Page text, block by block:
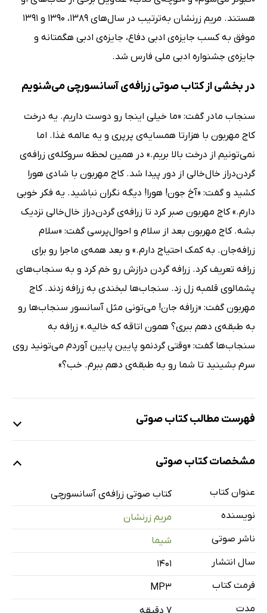
هستند. مریم زرنشان به‌ترتیب در سال‌های 1389، 1390 و 1391
موفق به کسب جایزه‌ی ادبی دفاع، جایزه‌ی ادبی هگمتانه و
جایزه‌ی جشنواره ادبی ملی فارس شد.
در بخشی از کتاب صوتی زرافه‌ی آسانسورچی می‌شنویم
سنجاب مادر گفت: «ما خیلی اینجا رو دوست داریم. یه درخت
کاج مهربون با هزارتا همسایه‌ی پرپری و یه عالمه غذا. اما
نمی‌تونیم از درخت بالا بریم.» در همین لحظه سروکله‌ی زرافه‌ی
گردن‌دراز خال‌خالی از دور پیدا شد. کاج مهربون با شادی هورا
کشید و گفت: «آخ جون! هورا! دیگه نگران نباشید. یه فکر خوبی
دارم.» کاج مهربون صبر کرد تا زرافه‌ی گردن‌دراز خال‌خالی نزدیک
بشه. کاج مهربون بعد از سلام و احوال‌پرسی گفت: «سلام
زرافه‌جان. به کمک احتیاج دارم.» و بعد همه‌ی ماجرا رو برای
زرافه تعریف کرد. زرافه گردن درازش رو خم کرد و به سنجاب‌های
پشمالوی قلمبه زل زد. سنجاب‌ها لبخندی به زرافه زدند. کاج
مهربون گفت: «زرافه جان! می‌تونی مثل آسانسور سنجاب‌ها رو
به طبقه‌ی دهم ببری؟ همون اتاقه که خالیه.» زرافه به
سنجاب‌ها گفت: «وقتی گردنمو پایین پایین آوردم می‌تونید روی
سرم بشینید تا شما رو به طبقه‌ی دهم ببرم. خب؟»
فهرست مطالب کتاب صوتی
نمونه
زرافه‌ی آسانسورچی
مشخصات کتاب صوتی
عنوان کتاب
کتاب صوتی زرافه‌ی آسانسورچی
نویسنده
مریم زرنشان
ناشر صوتی
شیما
سال انتشار
۱۴۰۱
فرمت کتاب
MP3
مدت